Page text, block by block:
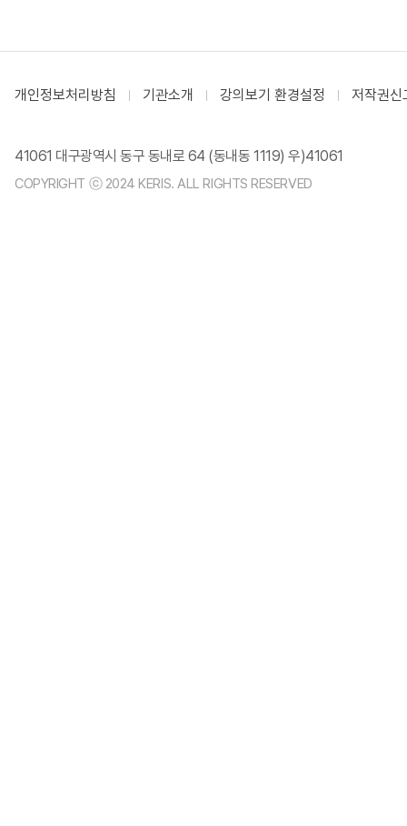
개인정보처리방침 기관소개 강의보기 환경설정 저작권신
41061 대구광역시 동구 동내로 64 (동내동 1119) 우)41061
COPYRIGHT ⓒ 2024 KERIS. ALL RIGHTS RESERVED